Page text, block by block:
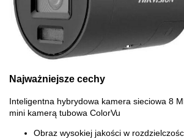
Najważniejsze cechy
Inteligentna hybrydowa kamera sieciowa 8
mini kamerą tubowa ColorVu
Obraz wysokiej jakości w